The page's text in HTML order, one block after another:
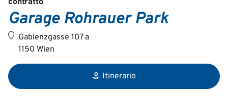
Deutsch
English
contratto
Garage Rohrauer Park
Gablenzgasse 107 a
1150 Wien
Itinerario